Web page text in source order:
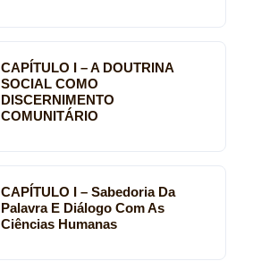
CAPÍTULO I – A DOUTRINA
SOCIAL COMO
DISCERNIMENTO
COMUNITÁRIO
CAPÍTULO I – Sabedoria Da
Palavra E Diálogo Com As
Ciências Humanas